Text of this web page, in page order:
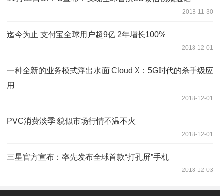
2018-11-30
迄今为止 支付宝全球用户超9亿 2年增长100%
2018-12-01
一种全新的业务模式浮出水面 Cloud X：5G时代的杀手级应
用
2018-12-01
PVC消费淡季 貌似市场行情不温不火
2018-12-01
三星官方宣布：率先发布全球首款“打孔屏”手机
2018-12-03